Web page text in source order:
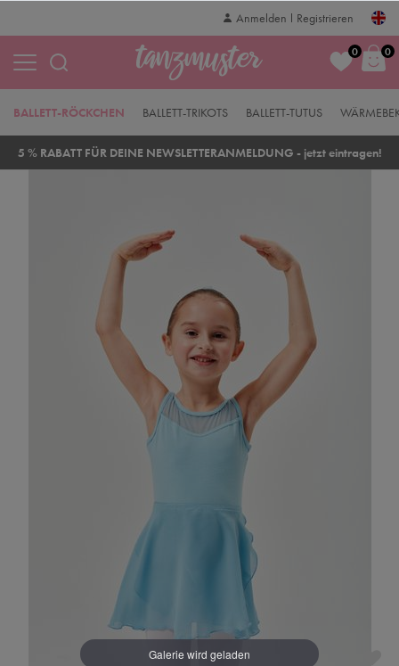
Anmelden Registrieren
0 0
BALLETT-RÖCKCHEN BALLETT-TRIKOTS BALLETT-TUTUS
5 % RABATT FÜR DEINE NEWSLETTERANMELDUNG - jetzt eintragen!